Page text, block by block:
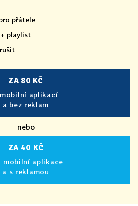
přátele
playlist
ZA 80 KČ
aplikací
a bez reklam
nebo
ZA 40 KČ
mobilní aplikace
a s reklamou